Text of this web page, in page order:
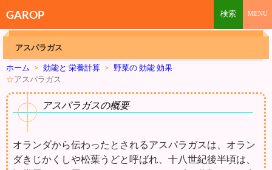
GAROP
アスパラガス
ホーム > 効能と 栄養計算 > 野菜の 効能 効果
☆アスパラガス
アスパラガスの概要
オランダから伝わったとされるアスパラガスは、オラン
ダきじかくしや松葉うどと呼ばれ、十八世紀後半頃は、